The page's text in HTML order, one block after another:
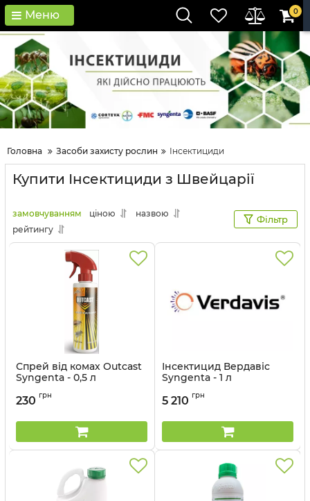
Меню 0
Головна Засоби захисту рослин Інсектициди
Купити Інсектициди з Швейцарії
замовчуванням ціною
назвою
рейтингу
Фільтр
Спрей від комах Outcast
Syngenta - 0,5 л
230 грн
Інсектицид Вердавіс
Syngenta - 1 л
5 210 грн